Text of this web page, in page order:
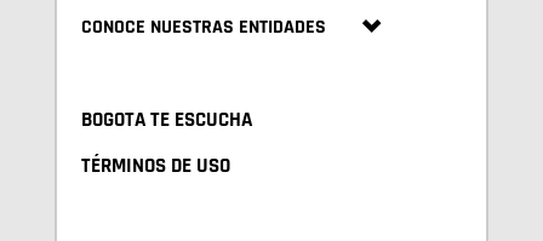
CONOCE NUESTRAS ENTIDADES
BOGOTA TE ESCUCHA
TÉRMINOS DE USO